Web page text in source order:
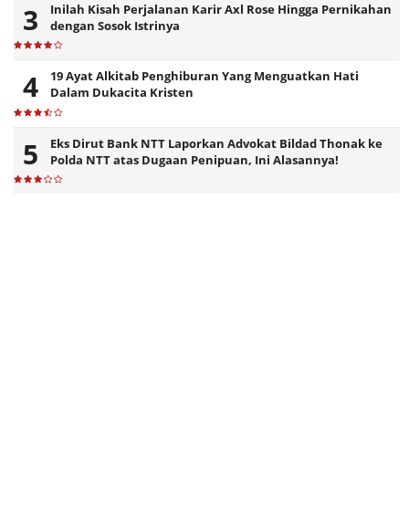
Inilah Kisah Perjalanan Karir Axl Rose Hingga Pernikahan
dengan Sosok Istrinya
19 Ayat Alkitab Penghiburan Yang Menguatkan Hati
Dalam Dukacita Kristen
Eks Dirut Bank NTT Laporkan Advokat Bildad Thonak ke
Polda NTT atas Dugaan Penipuan, Ini Alasannya!